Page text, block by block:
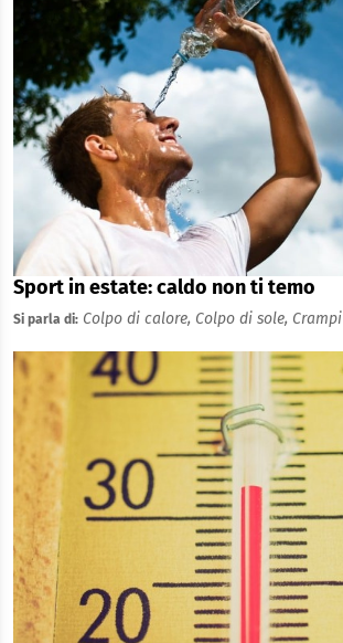
Sport in estate: caldo non ti temo
Si parla di: Colpo di calore, Colpo di sole, Crampi